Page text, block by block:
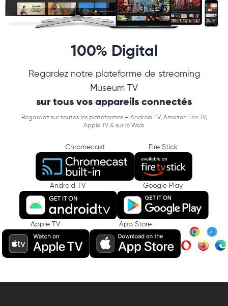
100% Digital
Regardez notre plateforme de streaming
Museum TV
sur tous vos appareils connectés
Regardez sur toutes les plateformes – Android TV, Amazon Fire TV,
Apple TV & sur le Web
Chromecast Fire Stick
Android TV Google Play
Apple TV App Store